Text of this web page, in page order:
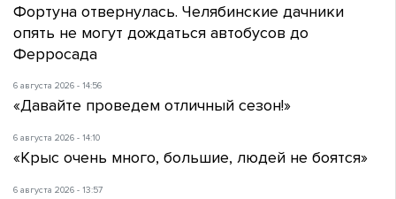
Фортуна отвернулась. Челябинские дачники
опять не могут дождаться автобусов до
Ферросада
6 августа 2026 - 14:56
«Давайте проведем отличный сезон!»
6 августа 2026 - 14:10
«Крыс очень много, большие, людей не боятся»
6 августа 2026 - 13:57